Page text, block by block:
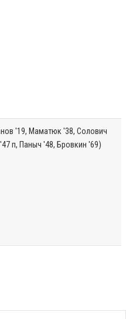
'19, Маматюк '38, Солович
п, Паныч '48, Бровкин '69)